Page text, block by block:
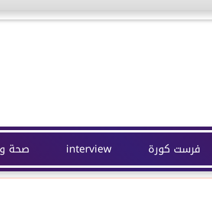
فرست كورة interview صحة